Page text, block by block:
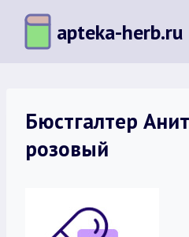
Перейти
содержимому
apteka-herb.ru
Бюстгалтер
розовый